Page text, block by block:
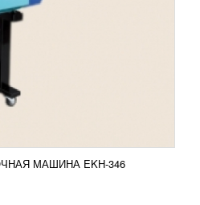
МАШИНА EKH-346